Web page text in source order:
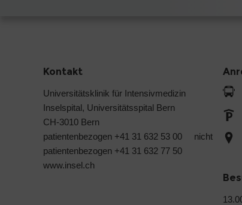
Kontakt
Universitätsklinik für Intensivmedizin
Inselspital, Universitätsspital Bern
CH-3010 Bern
patientenbezogen +41 31 632 53 00 nicht
patientenbezogen +41 31 632 77 50
www.insel.ch